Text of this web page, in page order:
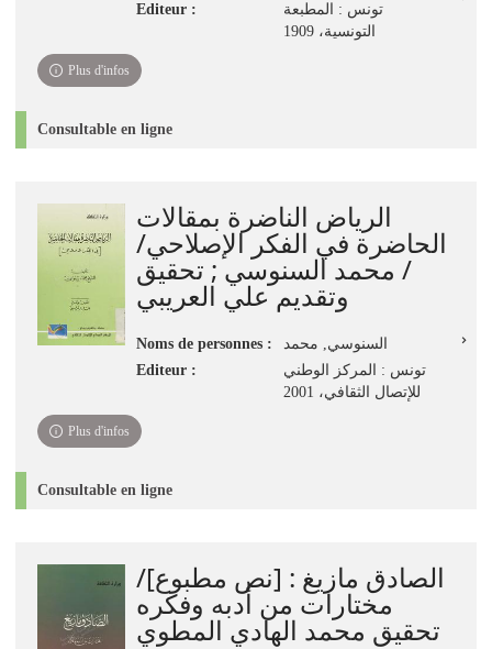
Editeur :
تونس : المطبعة
التونسية، 1909
Plus d'infos
Consultable en ligne
الرياض الناضرة بمقالات
الحاضرة في الفكر الإصلاحي/
/ محمد السنوسي ; تحقيق
وتقديم علي العريبي
Noms de personnes :
السنوسي, محمد
Editeur :
تونس : المركز الوطني
للإتصال الثقافي، 2001
Plus d'infos
Consultable en ligne
الصادق مازيغ : [نص مطبوع]/
مختارات من أدبه وفكره
تحقيق محمد الهادي المطوي